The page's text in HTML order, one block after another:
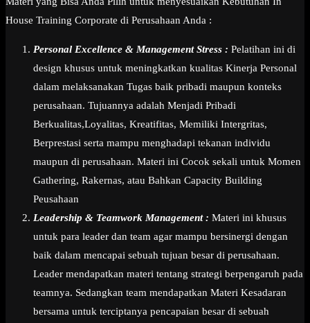
House Training Corporate di Perusahaan Anda :
Personal Excellence & Management Stress : Pelatihan ini di
design khusus untuk meningkatkan kualitas Kinerja Personal
dalam melaksanakan Tugas baik pribadi maupun konteks
perusahaan. Tujuannya adalah Menjadi Pribadi
Berkualitas,Loyalitas, Kreatifitas, Memiliki Intergritas,
Berprestasi serta mampu menghadapi tekanan individu
maupun di perusahaan. Materi ini Cocok sekali untuk Momen
Gathering, Rakernas, atau Bahkan Capacity Building
Peusahaan
Leadership & Teamwork Management : Materi ini khusus
untuk para leader dan team agar mampu bersinergi dengan
baik dalam mencapai sebuah tujuan besar di perusahaan.
Leader mendapatkan materi tentang strategi berpengaruh pada
teamnya. Sedangkan team mendapatkan Materi Kesadaran
bersama untuk terciptanya pencapaian besar di sebuah